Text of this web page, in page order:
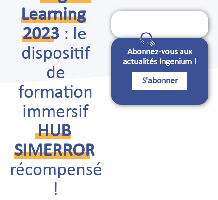
Learning
2023: le
dispositif
de
formation
immersif
HUB
SIMERROR
récompensé
!
Abonnez-vous aux
actualités Ingenium !
S'abonner